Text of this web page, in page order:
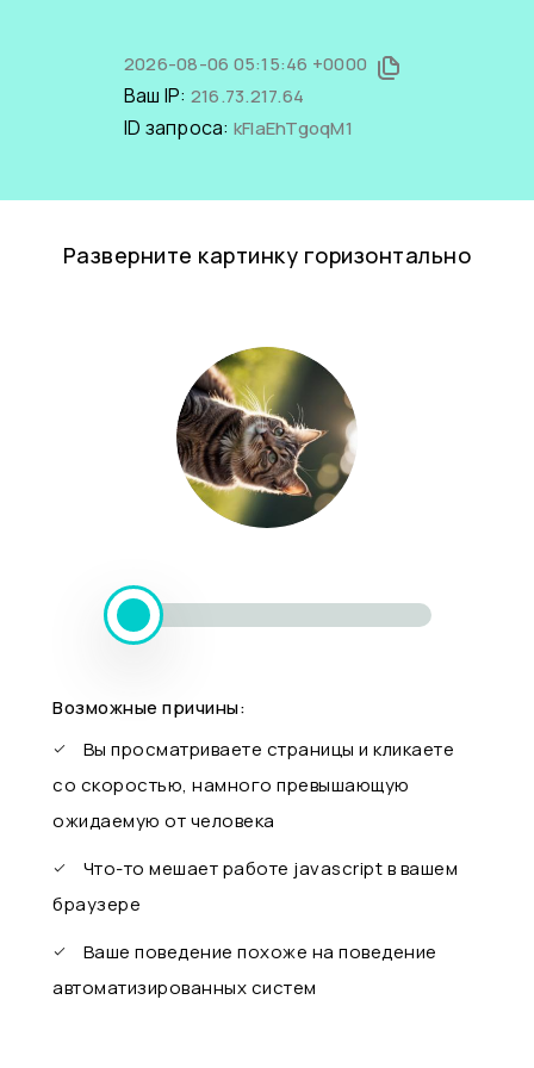
2026-08-06 05:15:46 +0000
Ваш IP: 216.73.217.64
ID запроса: kFIaEhTgoqM1
Разверните картинку горизонтально
Возможные причины:
Вы просматриваете страницы и кликаете
со скоростью, намного превышающую
ожидаемую от человека
Что-то мешает работе javascript в вашем
браузере
Ваше поведение похоже на поведение
автоматизированных систем